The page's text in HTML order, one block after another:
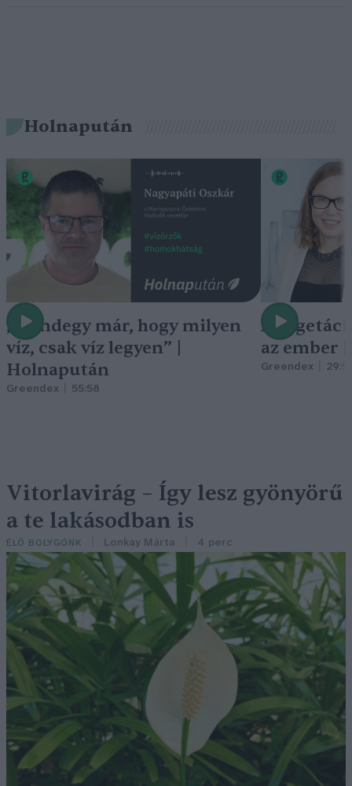
Holnapután
„Mindegy már, hogy milyen
víz, csak víz legyen” |
Holnapután
Greendex 55:58
A
az ember
Greendex
Vitorlavirág – Így lesz gyönyörű
a te lakásodban is
ÉLŐ BOLYGÓNK Lonkay Márta 4 perc